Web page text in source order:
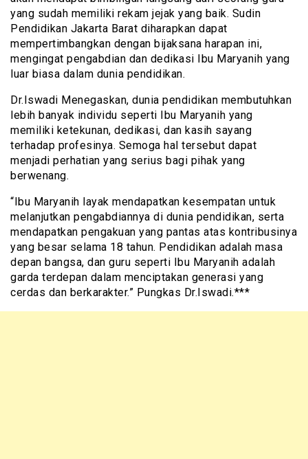
yang sudah memiliki rekam jejak yang baik. Sudin
Pendidikan Jakarta Barat diharapkan dapat
mempertimbangkan dengan bijaksana harapan ini,
mengingat pengabdian dan dedikasi Ibu Maryanih yang
luar biasa dalam dunia pendidikan.
Dr.Iswadi Menegaskan, dunia pendidikan membutuhkan
lebih banyak individu seperti Ibu Maryanih yang
memiliki ketekunan, dedikasi, dan kasih sayang
terhadap profesinya. Semoga hal tersebut dapat
menjadi perhatian yang serius bagi pihak yang
berwenang.
“Ibu Maryanih layak mendapatkan kesempatan untuk
melanjutkan pengabdiannya di dunia pendidikan, serta
mendapatkan pengakuan yang pantas atas kontribusinya
yang besar selama 18 tahun. Pendidikan adalah masa
depan bangsa, dan guru seperti Ibu Maryanih adalah
garda terdepan dalam menciptakan generasi yang
cerdas dan berkarakter.” Pungkas Dr.Iswadi.***